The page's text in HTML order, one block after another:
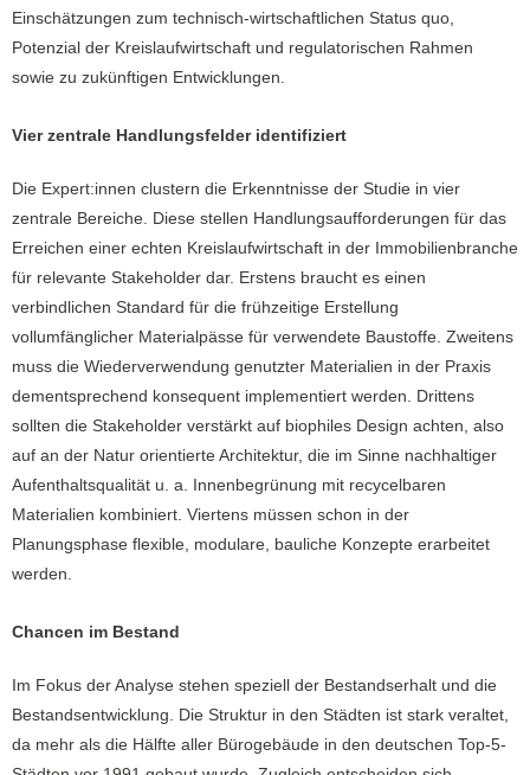
Einschätzungen zum technisch-wirtschaftlichen Status quo,
Potenzial der Kreislaufwirtschaft und regulatorischen Rahmen
sowie zu zukünftigen Entwicklungen.
Vier zentrale Handlungsfelder identifiziert
Die Expert:innen clustern die Erkenntnisse der Studie in vier
zentrale Bereiche. Diese stellen Handlungsaufforderungen für das
Erreichen einer echten Kreislaufwirtschaft in der Immobilienbranche
für relevante Stakeholder dar. Erstens braucht es einen
verbindlichen Standard für die frühzeitige Erstellung
vollumfänglicher Materialpässe für verwendete Baustoffe. Zweitens
muss die Wiederverwendung genutzter Materialien in der Praxis
dementsprechend konsequent implementiert werden. Drittens
sollten die Stakeholder verstärkt auf biophiles Design achten, also
auf an der Natur orientierte Architektur, die im Sinne nachhaltiger
Aufenthaltsqualität u. a. Innenbegrünung mit recycelbaren
Materialien kombiniert. Viertens müssen schon in der
Planungsphase flexible, modulare, bauliche Konzepte erarbeitet
werden.
Chancen im Bestand
Im Fokus der Analyse stehen speziell der Bestandserhalt und die
Bestandsentwicklung. Die Struktur in den Städten ist stark veraltet,
da mehr als die Hälfte aller Bürogebäude in den deutschen Top-5-